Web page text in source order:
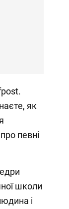
як
певні
школи
і